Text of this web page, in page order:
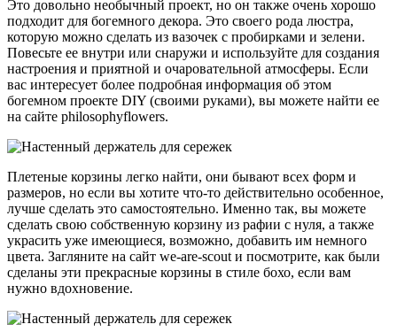
Это довольно необычный проект, но он также очень хорошо
подходит для богемного декора. Это своего рода люстра,
которую можно сделать из вазочек с пробирками и зелени.
Повесьте ее внутри или снаружи и используйте для создания
настроения и приятной и очаровательной атмосферы. Если
вас интересует более подробная информация об этом
богемном проекте DIY (своими руками), вы можете найти ее
на сайте philosophyflowers.
Плетеные корзины легко найти, они бывают всех форм и
размеров, но если вы хотите что-то действительно особенное,
лучше сделать это самостоятельно. Именно так, вы можете
сделать свою собственную корзину из рафии с нуля, а также
украсить уже имеющиеся, возможно, добавить им немного
цвета. Загляните на сайт we-are-scout и посмотрите, как были
сделаны эти прекрасные корзины в стиле бохо, если вам
нужно вдохновение.